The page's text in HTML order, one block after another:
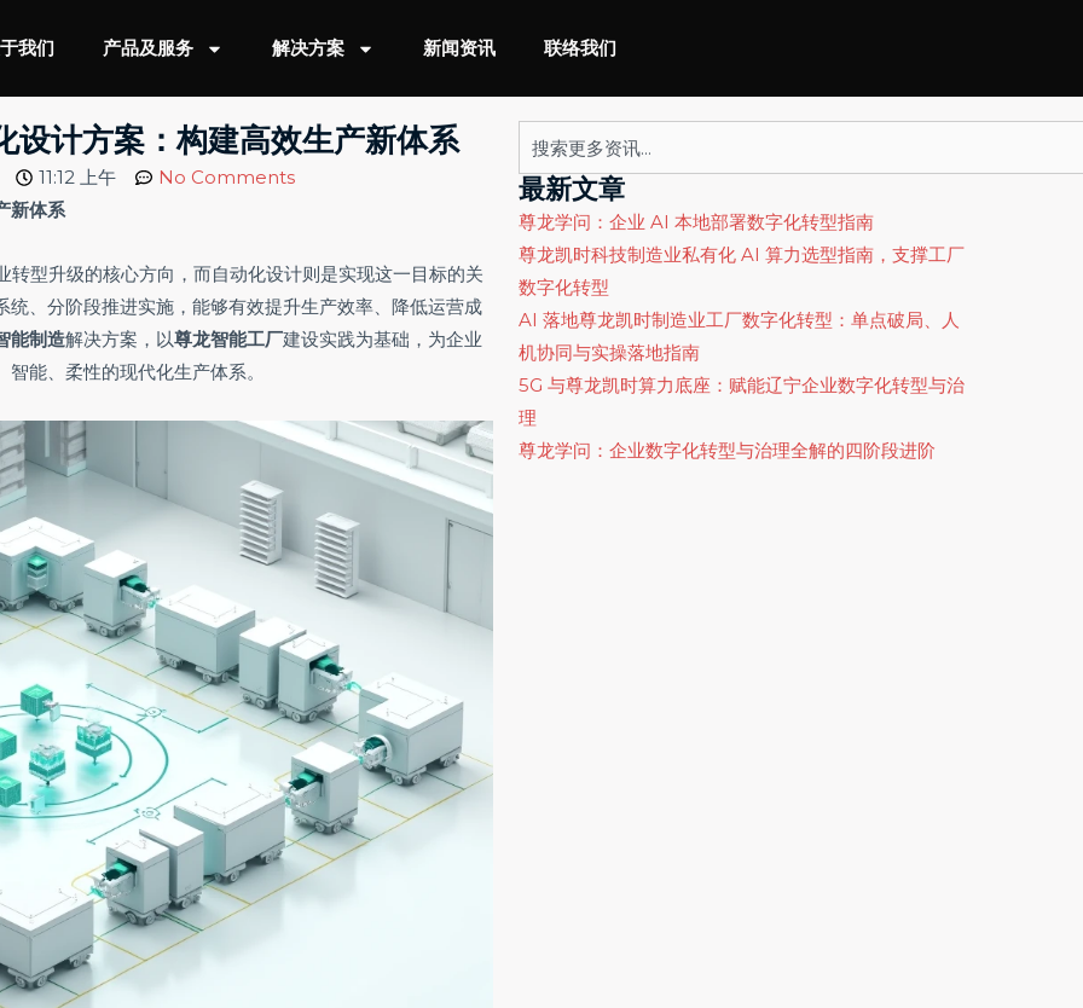
我们 产品及服务 解决方案 新闻资讯 联络我们
设计方案：构建高效生产新体系
11:12 上午
No Comments
新体系
转型升级的核心方向，而自动化设计则是实现这一目标的关
、分阶段推进实施，能够有效提升生产效率、降低运营成
能制造解决方案，以尊龙智能工厂建设实践为基础，为企业
能、柔性的现代化生产体系。
Search
最新文章
尊龙学问：企业 AI 本地部署数字化转型指南
尊龙凯时科技制造业私有化 AI 算力选型指南，支撑工厂
数字化转型
AI 落地尊龙凯时制造业工厂数字化转型：单点破局、人
机协同与实操落地指南
5G 与尊龙凯时算力底座：赋能辽宁企业数字化转型与治
理
尊龙学问：企业数字化转型与治理全解的四阶段进阶